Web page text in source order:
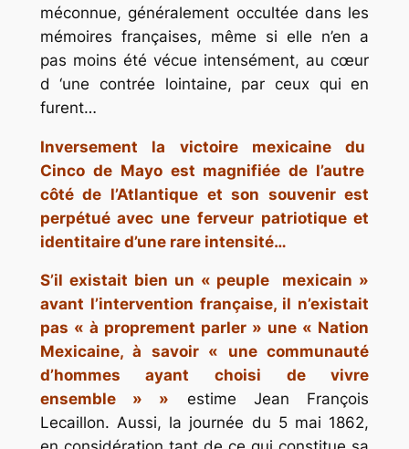
méconnue, généralement occultée dans les
mémoires françaises, même si elle n’en a
pas moins été vécue intensément, au cœur
d ‘une contrée lointaine, par ceux qui en
furent…
Inversement la victoire mexicaine du
Cinco de Mayoest magnifiée de l’autre
côté de l’Atlantique et son souvenir est
perpétué avec une ferveur patriotique et
identitaire d’une rare intensité…
S’il existait bien un « peuple mexicain »
avant l’intervention française, il n’existait
pas « à proprement parler » une « Nation
Mexicaine, à savoir « une communauté
d’hommes ayant choisi de vivre
ensemble » » estime Jean François
Lecaillon. Aussi, la journée du 5 mai 1862,